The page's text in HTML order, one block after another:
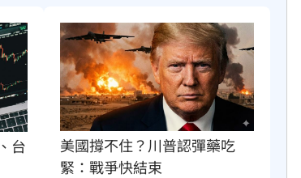
台
美國撐不住？川普認彈藥吃
緊：戰爭快結束